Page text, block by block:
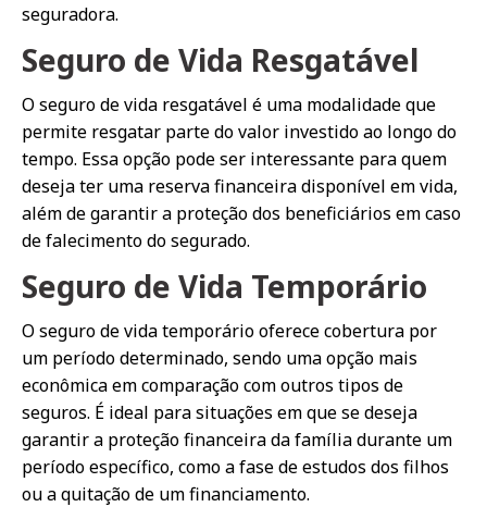
seguradora.
Seguro de Vida Resgatável
O seguro de vida resgatável é uma modalidade que
permite resgatar parte do valor investido ao longo do
tempo. Essa opção pode ser interessante para quem
deseja ter uma reserva financeira disponível em vida,
além de garantir a proteção dos beneficiários em caso
de falecimento do segurado.
Seguro de Vida Temporário
O seguro de vida temporário oferece cobertura por
um período determinado, sendo uma opção mais
econômica em comparação com outros tipos de
seguros. É ideal para situações em que se deseja
garantir a proteção financeira da família durante um
período específico, como a fase de estudos dos filhos
ou a quitação de um financiamento.